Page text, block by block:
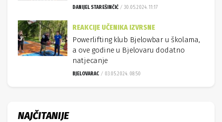
DANIJEL STAREŠINČIĆ 30.05.2024. 11:17
REAKCIJE UČENIKA IZVRSNE
Powerlifting klub Bjelowbar u školama,
a ove godine u Bjelovaru dodatno
natjecanje
BJELOVARAC 03.05.2024. 08:50
NAJČITANIJE